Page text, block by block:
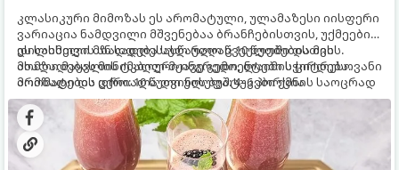
კლასიკური მიმოზას ეს არომატული, ულამაზესი იისფერი
ვარიაცია ნამდვილი მშვენებაა ბრანჩებისთვის, უქმეების
დილისთვის ან სადღესასწაულო წვეულებებისთვის.
ახალი მაყვლის ტკბილ-მჟავე გემო, ლაიმის ციტრუსოვანი
არომატი და ცქრიალა ღვინის ბუშტუკები ქმნის საოცრად
დახვეწილ და მაგრილებელ კოქტეილს.
ეს სასმელი მზადდება სულ რაღაც 10 წუთში და მის
მომზადებას მინიმალური ინგრედიენტები სჭირდება.
მომზადების დრო: 10 წუთი ულუფა: 4–6 პორცია